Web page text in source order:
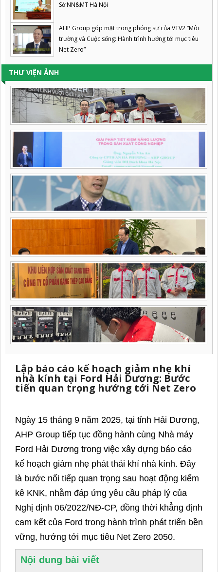
Sở NN&MT Hà Nội
AHP Group góp mặt trong phóng sự của VTV2 “Môi
trường và Cuộc sống: Hành trình hướng tới mục tiêu
Net Zero”
THƯ VIỆN ẢNH
Lập báo cáo kế hoạch giảm nhẹ khí
nhà kính tại Ford Hải Dương: Bước
tiến quan trọng hướng tới Net Zero
Ngày 15 tháng 9 năm 2025, tại tỉnh Hải Dương,
AHP Group tiếp tục đồng hành cùng Nhà máy
Ford Hải Dương trong việc xây dựng báo cáo
kế hoạch giảm nhẹ phát thải khí nhà kính. Đây
là bước nối tiếp quan trọng sau hoạt động kiểm
kê KNK, nhằm đáp ứng yêu cầu pháp lý của
Nghị định 06/2022/NĐ-CP, đồng thời khẳng định
cam kết của Ford trong hành trình phát triển bền
vững, hướng tới mục tiêu Net Zero 2050.
Nội dung bài viết